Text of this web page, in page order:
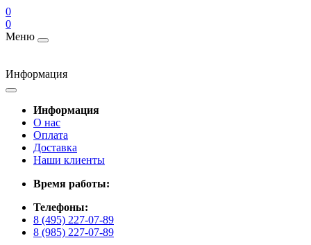
0
0
Меню
Информация
Информация
О нас
Оплата
Доставка
Наши клиенты
Время работы:
Телефоны:
8 (495) 227-07-89
8 (985) 227-07-89